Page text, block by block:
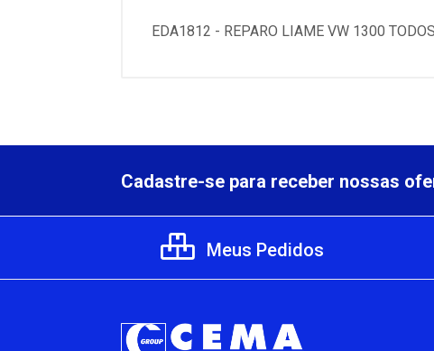
EDA1812 - REPARO LIAME VW 1300 TODOS
Cadastre-se para receber nossas
Meus Pedidos